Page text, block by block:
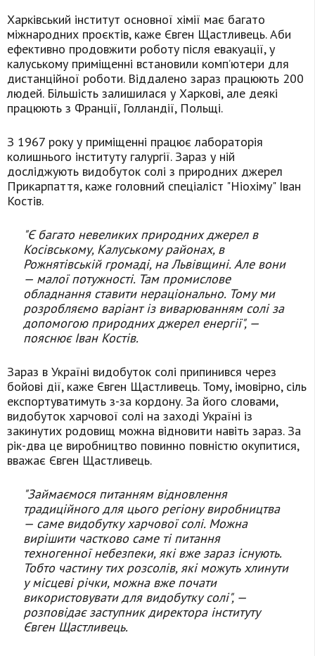
Харківський інститут основної хімії має багато
міжнародних проєктів, каже Євген Щастливець. Аби
ефективно продовжити роботу після евакуації, у
калуському приміщенні встановили комп’ютери для
дистанційної роботи. Віддалено зараз працюють 200
людей. Більшість залишилася у Харкові, але деякі
працюють з Франції, Голландії, Польщі.
З 1967 року у приміщенні працює лабораторія
колишнього інституту галургії. Зараз у ній
досліджують видобуток солі з природних джерел
Прикарпаття, каже головний спеціаліст "Ніохіму" Іван
Костів.
"Є багато невеликих природних джерел в
Косівському, Калуському районах, в
Рожнятівській громаді, на Львівщині. Але вони
— малої потужності. Там промислове
обладнання ставити нераціонально. Тому ми
розробляємо варіант із виварюванням солі за
допомогою природних джерел енергії", —
пояснює Іван Костів.
Зараз в Україні видобуток солі припинився через
бойові дії, каже Євген Щастливець. Тому, імовірно, сіль
експортуватимуть з-за кордону. За його словами,
видобуток харчової солі на заході Україні із
закинутих родовищ можна відновити навіть зараз. За
рік-два це виробництво повинно повністю окупитися,
вважає Євген Щастливець.
"Займаємося питанням відновлення
традиційного для цього регіону виробництва
— саме видобутку харчової солі. Можна
вирішити частково саме ті питання
техногенної небезпеки, які вже зараз існують.
Тобто частину тих розсолів, які можуть хлинути
у місцеві річки, можна вже почати
використовувати для видобутку солі", —
розповідає заступник директора інституту
Євген Щастливець.